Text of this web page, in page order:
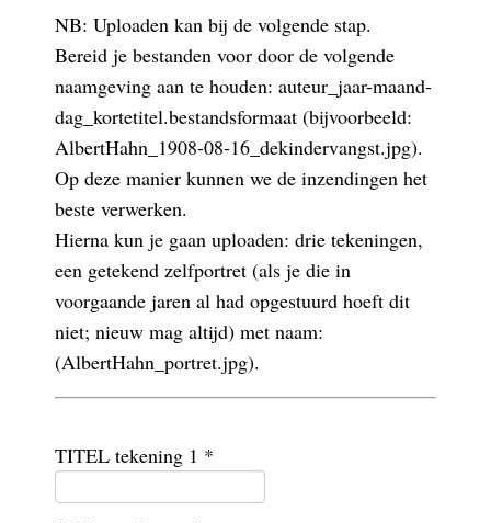
NB: Uploaden kan bij de volgende stap.
Bereid je bestanden voor door de volgende
naamgeving aan te houden: auteur_jaar-maand-
dag_kortetitel.bestandsformaat (bijvoorbeeld:
AlbertHahn_1908-08-16_dekindervangst.jpg).
Op deze manier kunnen we de inzendingen het
beste verwerken.
Hierna kun je gaan uploaden: drie tekeningen,
een getekend zelfportret (als je die in
voorgaande jaren al had opgestuurd hoeft dit
niet; nieuw mag altijd) met naam:
(AlbertHahn_portret.jpg).
TITEL tekening 1 *